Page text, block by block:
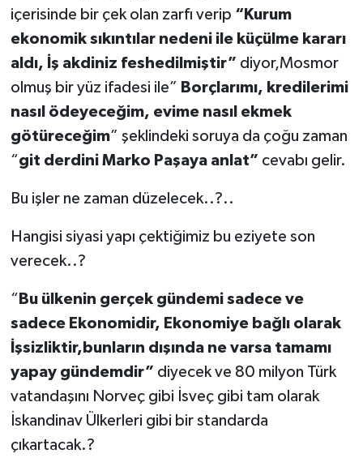
içerisinde bir çek olan zarfı verip “Kurum
ekonomik sıkıntılar nedeni ile küçülme kararı
aldı, İş akdiniz feshedilmiştir” diyor,Mosmor
olmuş bir yüz ifadesi ile” Borçlarımı, kredilerimi
nasıl ödeyeceğim, evime nasıl ekmek
götüreceğim” şeklindeki soruya da çoğu zaman
“git derdini Marko Paşaya anlat” cevabı gelir.
Bu işler ne zaman düzelecek..?..
Hangisi siyasi yapı çektiğimiz bu eziyete son
verecek..?
“ Bu ülkenin gerçek gündemi sadece ve
sadece Ekonomidir, Ekonomiye bağlı olarak
İşsizliktir,bunların dışında ne varsa tamamı
yapay gündemdir” diyecek ve 80 milyon Türk
vatandaşını Norveç gibi İsveç gibi tam olarak
İskandinav Ülkerleri gibi bir standarda
çıkartacak.?